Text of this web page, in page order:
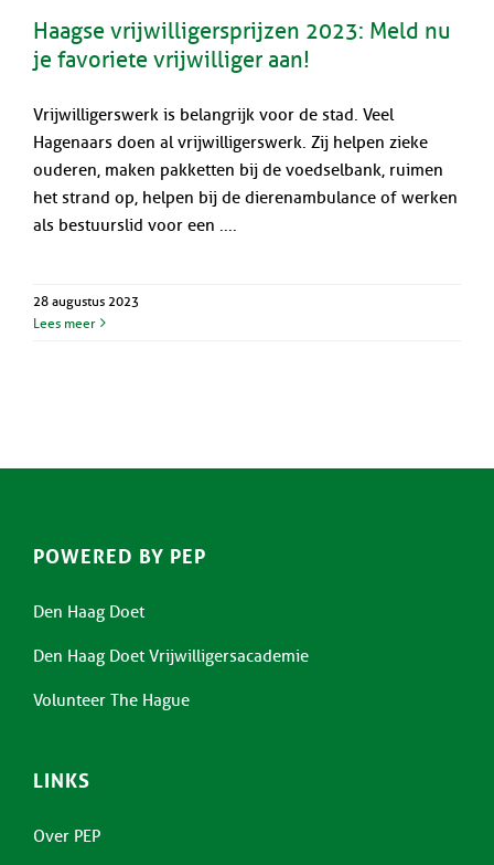
Haagse vrijwilligersprijzen 2023: Meld nu
je favoriete vrijwilliger aan!
Vrijwilligerswerk is belangrijk voor de stad. Veel
Hagenaars doen al vrijwilligerswerk. Zij helpen zieke
ouderen, maken pakketten bij de voedselbank, ruimen
het strand op, helpen bij de dierenambulance of werken
als bestuurslid voor een ....
28 augustus 2023
Lees meer
POWERED BY PEP
Den Haag Doet
Den Haag Doet Vrijwilligersacademie
Volunteer The Hague
LINKS
Over PEP